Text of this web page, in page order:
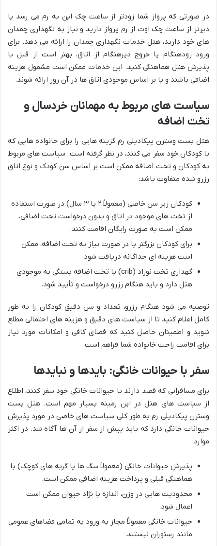
در صورتی که پرواز شما زودتر از ساعت چک این به رم می رسد یا
دیرتر از ساعت چک اوت از رم پرواز دارید و نیاز به نگهداری چمدان
های خود دارید، هتل خدمات نگهداری چمدان را ارائه می دهد. برای
ورود زودهنگام یا خروج دیرهنگام از اتاق، بهتر است از قبل با
پذیرش هتل هماهنگی کنید. این خدمات ممکن است مشمول هزینه
اضافی باشند و یا بر اساس موجودی اتاق ها در آن روز ارائه شوند.
سیاست های مربوط به مهمانان خردسال و
تخت اضافه
هتل بست وسترن پیکادیلی رم گزینه هایی را برای خانواده هایی که
با کودکان خود سفر می کنند، در نظر گرفته است. سیاست های مربوط
به کودکان و تخت اضافه ممکن است بر اساس سن کودک و نوع اتاق
رزرو شده متفاوت باشد:
کودکان زیر سن خاصی (معمولاً ۲ یا ۳ سال) در صورت استفاده
از تخت های موجود در اتاق و بدون درخواست تخت اضافی،
ممکن است به صورت رایگان اقامت کنند.
برای کودکان بزرگتر یا در صورت نیاز به تخت اضافه، ممکن
است هزینه ای جداگانه دریافت شود.
گهداری تخت نوزاد (crib) یا تخت اضافه بستگی به موجودی
هتل دارد و باید هنگام رزرو درخواست و تأیید شود.
توصیه می شود هنگام رزرو، تعداد و سن دقیق کودکان را به طور
کامل اعلام کنید تا از سیاست های دقیق و هزینه های احتمالی مطلع
شوید و اطمینان حاصل کنید که فضای کافی و امکانات مورد نیاز
برای اقامت راحت خانواده شما فراهم است.
سفر با حیوانات خانگی: بایدها و نبایدها
برای مسافرانی که قصد دارند با حیوانات خانگی خود سفر کنند، اطلاع
از سیاست های هتل در این زمینه بسیار مهم است. هتل بست
وسترن پیکادیلی رم به طور کلی سیاست های خاصی در مورد پذیرش
حیوانات خانگی دارد که باید پیش از سفر از آن ها آگاه شد. در اکثر
موارد:
پذیرش حیوانات خانگی (معمولاً سگ ها یا گربه های کوچک) با
هماهنگی قبلی و پرداخت هزینه اضافی ممکن است.
محدودیت هایی در وزن، اندازه یا نژاد حیوان ممکن است
اعمال شود.
حیوانات خانگی معمولاً مجاز به ورود به تمامی فضاهای عمومی
مانند رستوران نیستند.